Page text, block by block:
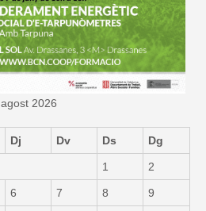
agost 2026
Dj Dv Ds Dg
1 2
6 7 8 9